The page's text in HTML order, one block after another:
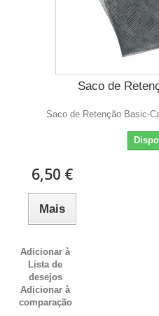
Saco de
Saco de Retenção Basic-
6,50 €
Mais
Adicionar à
Lista de
desejos
Adicionar à
comparação